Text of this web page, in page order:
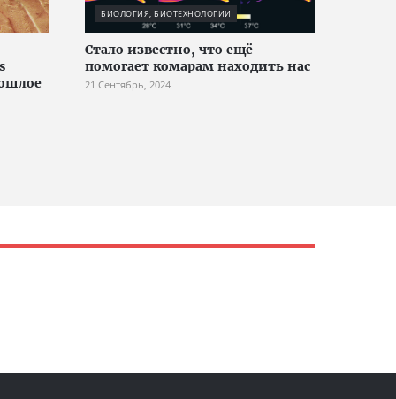
БИОЛОГИЯ, БИОТЕХНОЛОГИИ
Стало известно, что ещё
помогает комарам находить нас
21 Сентябрь, 2024